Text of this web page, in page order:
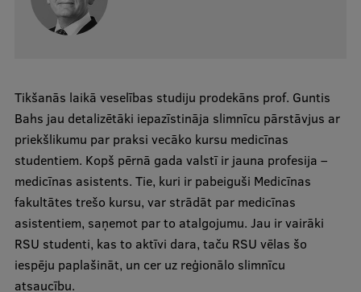
Dati par 2025. gadu
Mūžizglītība
Ētikas un līdztiesības mācības
Atvērtā universitāte
Sagatavošanas kursi
Profesionālās pilnveides kursi
Tikšanās laikā veselības studiju prodekāns prof. Guntis
Bahs jau detalizētāki iepazīstināja slimnīcu pārstāvjus ar
priekšlikumu par praksi vecāko kursu medicīnas
studentiem. Kopš pērnā gada valstī ir jauna profesija –
medicīnas asistents. Tie, kuri ir pabeiguši Medicīnas
fakultātes trešo kursu, var strādāt par medicīnas
asistentiem, saņemot par to atalgojumu. Jau ir vairāki
RSU studenti, kas to aktīvi dara, taču RSU vēlas šo
iespēju paplašināt, un cer uz reģionālo slimnīcu
atsaucību.